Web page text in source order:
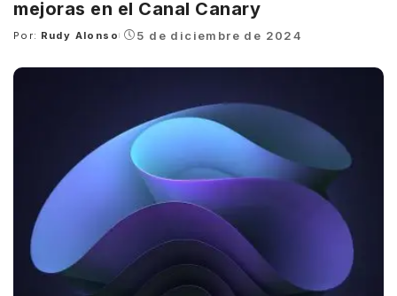
mejoras en el Canal Canary
Posted
Por: Rudy Alonso 5 de diciembre de 2024